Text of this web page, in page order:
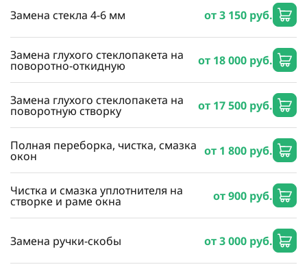
Замена стекла 4-6 мм от 3 150 руб.
Замена глухого стеклопакета на
поворотно-откидную от 18 000 руб.
Замена глухого стеклопакета на
поворотную створку от 17 500 руб.
Полная переборка, чистка, смазка
окон от 1 800 руб.
Чистка и смазка уплотнителя на
створке и раме окна от 900 руб.
Замена ручки-скобы от 3 000 руб.